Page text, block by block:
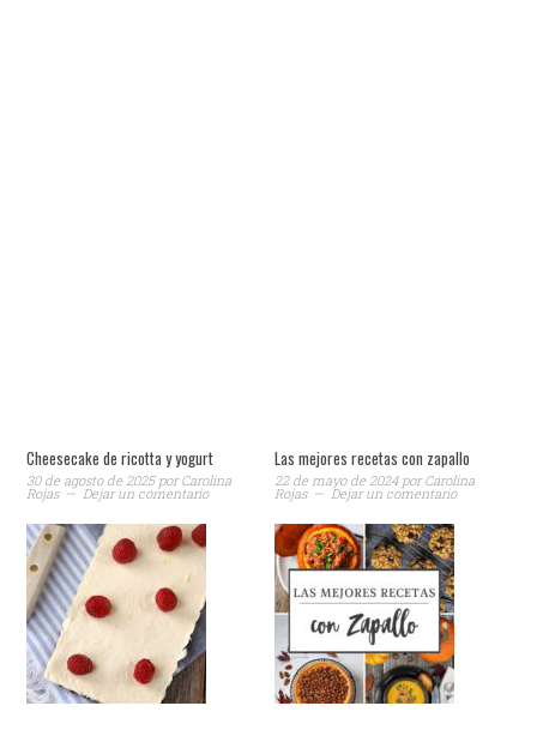
Cheesecake de ricotta y yogurt
30 de agosto de 2025porCarolina
Rojas Dejar un comentario
Las mejores recetas con zapallo
22 de mayo de 2024porCarolina
Rojas Dejar un comentario